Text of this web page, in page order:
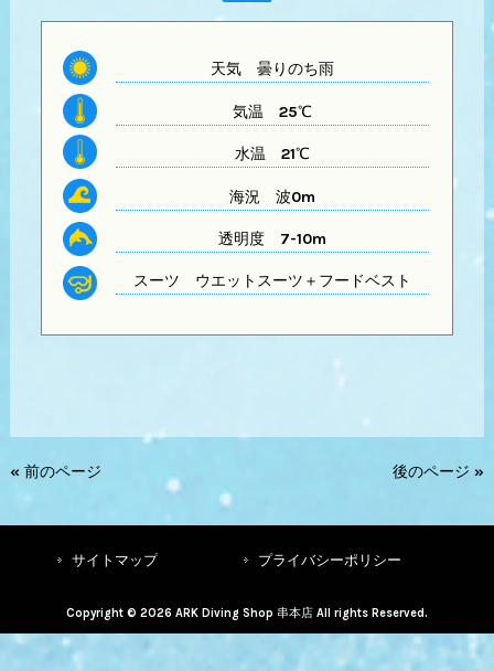
天気曇りのち雨
気温 25℃
水温 21℃
海況 波0m
透明度7-10m
スーツ ウエットスーツ＋フードベスト
« 前のページ 後のページ »
サイトマップ プライバシーポリシー
Copyright © 2026 ARK Diving Shop 串本店 All rights Reserved.